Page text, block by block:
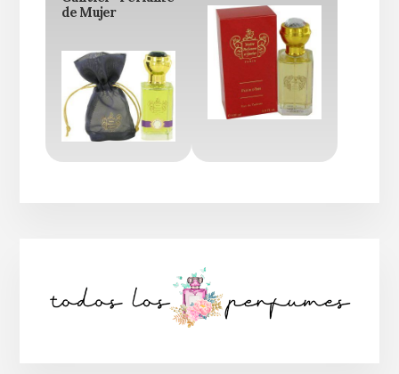
de Mujer
lateral